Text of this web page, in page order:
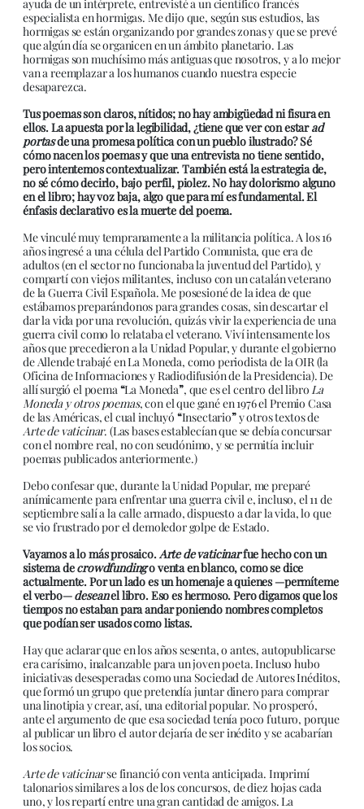
ayuda de un intérprete, entrevisté a un científico francés
especialista en hormigas. Me dijo que, según sus estudios, las
hormigas se están organizando por grandes zonas y que se prevé
que algún día se organicen en un ámbito planetario. Las
hormigas son muchísimo más antiguas que nosotros, y a lo mejor
van a reemplazar a los humanos cuando nuestra especie
desaparezca.
Tus poemas son claros, nítidos; no hay ambigüedad ni fisura en
ellos. La apuesta por la legibilidad, ¿tiene que ver con estarad
portasde una promesa política con un pueblo ilustrado? Sé
cómo nacen los poemas y que una entrevista no tiene sentido,
pero intentemos contextualizar. También está la estrategia de,
no sé cómo decirlo, bajo perfil, piolez. No hay dolorismo alguno
en el libro; hay voz baja, algo que para mí es fundamental. El
énfasis declarativo es la muerte del poema.
Me vinculé muy tempranamente a la militancia política. A los 16
años ingresé a una célula del Partido Comunista, que era de
adultos (en el sector no funcionaba la juventud del Partido), y
compartí con viejos militantes, incluso con un catalán veterano
de la Guerra Civil Española. Me posesioné de la idea de que
estábamos preparándonos para grandes cosas, sin descartar el
dar la vida por una revolución, quizás vivir la experiencia de una
guerra civil como lo relataba el veterano. Viví intensamente los
años que precedieron a la Unidad Popular, y durante el gobierno
de Allende trabajé en La Moneda, como periodista de la OIR (la
Oficina de Informaciones y Radiodifusión de la Presidencia). De
allí surgió el poema“La Moneda”, que es el centro del libroLa
Moneda y otros poemas, con el que gané en 1976 el Premio Casa
de las Américas, el cual incluyó “Insectario”y otros textos de
Arte de vaticinar. (Las bases establecían que se debía concursar
con el nombre real, no con seudónimo, y se permitía incluir
poemas publicados anteriormente.)
Debo confesar que, durante la Unidad Popular, me preparé
anímicamente para enfrentar una guerra civil e, incluso, el 11 de
septiembre salí a la calle armado, dispuesto a dar la vida, lo que
se vio frustrado por el demoledor golpe de Estado.
Vayamos a lo más prosaico. Arte de vaticinarfue hecho con un
sistema decrowdfundingo venta en blanco, como se dice
actualmente. Por un lado es un homenaje a quienes —permíteme
el verbo—deseanel libro. Eso es hermoso. Pero digamos que los
tiempos no estaban para andar poniendo nombres completos
que podían ser usados como listas.
Hay que aclarar que en los años sesenta, o antes, autopublicarse
era carísimo, inalcanzable para un joven poeta. Incluso hubo
iniciativas desesperadas como una Sociedad de Autores Inéditos,
que formó un grupo que pretendía juntar dinero para comprar
una linotipia y crear, así, una editorial popular. No prosperó,
ante el argumento de que esa sociedad tenía poco futuro, porque
al publicar un libro el autor dejaría de ser inédito y se acabarían
los socios.
Arte de vaticinarse financió con venta anticipada. Imprimí
talonarios similares a los de los concursos, de diez hojas cada
uno, y los repartí entre una gran cantidad de amigos. La